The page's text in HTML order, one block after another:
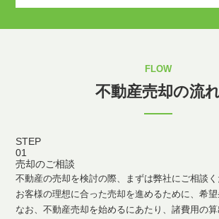
FLOW
不動産売却の流
STEP
01
売却のご相談
不動産の売却を検討の際、まずは弊社にご相談く
お客様の理想に合った売却を進めるために、希望
なお、不動産売却を始めるにあたり、諸費用の